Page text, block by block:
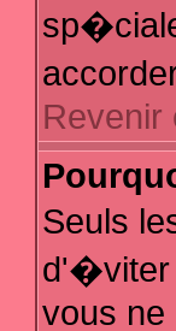
Revenir
Seuls
d'�viter
vous ne